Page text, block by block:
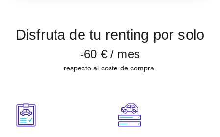
Disfruta de tu renting por solo
-60 €/ mes
respecto al coste de compra.